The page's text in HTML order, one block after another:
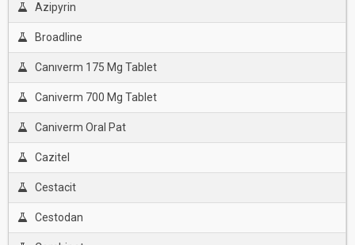
Azipyrin
Broadline
Canıverm 175 Mg Tablet
Caniverm 700 Mg Tablet
Caniverm Oral Pat
Cazitel
Cestacit
Cestodan